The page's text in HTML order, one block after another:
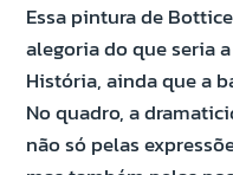
Essa pintura de
alegoria do que seria
História, ainda que a
No quadro, a
não só pelas